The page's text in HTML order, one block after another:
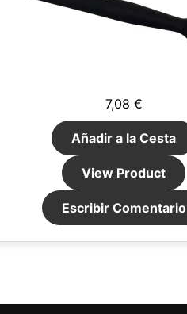
7,08 €
Añadir a la Cesta
View Product
Escribir Comentario